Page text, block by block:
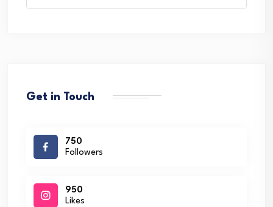
Get in Touch
750
Followers
950
Likes